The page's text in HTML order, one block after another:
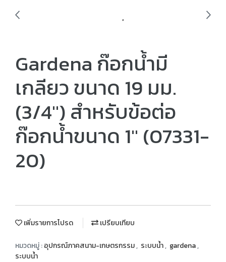
Gardena ก๊อกน้ำมี
เกลียว ขนาด 19 มม.
(3/4″) สำหรับข้อต่อ
ก๊อกน้ำขนาด 1″ (07331-
20)
เพิ่มรายการโปรด เปรียบเทียบ
หมวดหมู่ :อุปกรณ์ภาคสนาม-เกษตรกรรม, ระบบน้ำ, gardena,
ระบบน้ำ